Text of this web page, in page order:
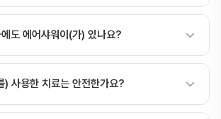
구에서 강한 공기로 옷·머리카락에 묻은 미세
입니다. 반도체 클린룸에서 사용되던 기술이 의
필터를 통과한 청정 공기를 시속 80-100km
착된 먼지·세균·바이러스를 떼어내 바닥 흡입구
자를 제거하는 장치입니다. 에어샤워(Air
구에서 강한 공기로 옷·머리카락에 묻은 미세
입니다. 반도체 클린룸에서 사용되던 기술이 의
필터를 통과한 청정 공기를 시속 80-100km
도 에어샤워이(가) 있나요?
을(를) 포함한 첨단 장비로 정밀한 진료를 제공합
) 사용한 치료는 안전한가요?